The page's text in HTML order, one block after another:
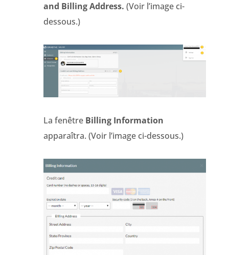
and Billing Address. (Voir l’image ci-
dessous.)
La fenêtre Billing Information
apparaîtra. (Voir l’image ci-dessous.)